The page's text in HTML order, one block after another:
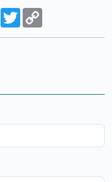
Message
Twitter